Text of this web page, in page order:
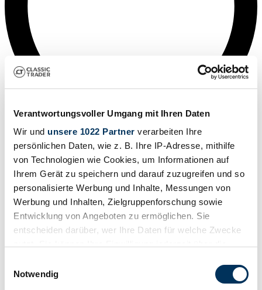
Verantwortungsvoller Umgang mit Ihren Daten
Wir und unsere 1022 Partner verarbeiten Ihre
persönlichen Daten, wie z. B. Ihre IP-Adresse, mithilfe
von Technologien wie Cookies, um Informationen auf
Ihrem Gerät zu speichern und darauf zuzugreifen und so
personalisierte Werbung und Inhalte, Messungen von
Werbung und Inhalten, Zielgruppenforschung sowie
Entwicklung von Angeboten zu ermöglichen. Sie
entscheiden darüber, wer Ihre Daten für welche Zwecke
Trigger Symbol ändern oder widerrufen
Notwendig